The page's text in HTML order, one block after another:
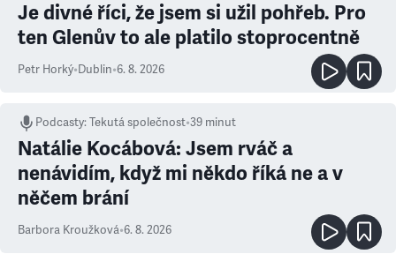
Je divné říci, že jsem si užil pohřeb. Pro
ten Glenův to ale platilo stoprocentně
Petr Horký•Dublin•6. 8. 2026
Podcasty:Tekutá společnost•39 minut
Natálie Kocábová: Jsem rváč a
nenávidím, když mi někdo říká ne a v
něčem brání
Barbora Kroužková•6. 8. 2026